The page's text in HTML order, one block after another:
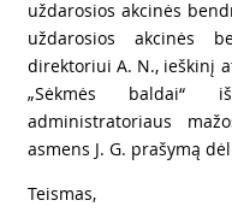
uždarosios akcinės
uždarosios akcinės
direktoriui A. N., ieškinį
„Sėkmės baldai“
administratoriaus
asmens J. G. prašymą
Teismas,